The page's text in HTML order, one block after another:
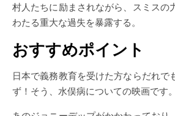
村人たちに励まされながら、スミスの
わたる重大な過失を暴露する。
おすすめポイント
日本で義務教育を受けた方ならだれで
ず！そう、水俣病についての映画です。